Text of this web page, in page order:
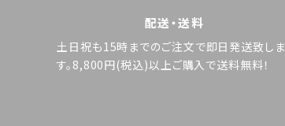
配送・送料
土日祝も15時までのご注文で即日発送致しま
す。8,800円(税込)以上ご購入で送料無料！